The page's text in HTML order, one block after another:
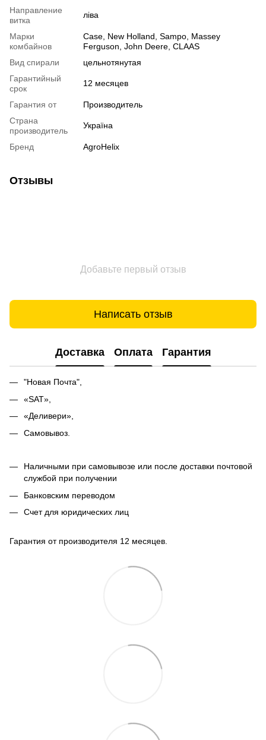
Направление
витка
ліва
Марки
комбайнов
Case, New Holland, Sampo, Massey
Ferguson, John Deere, CLAAS
Вид спирали
цельнотянутая
Гарантийный
срок
12 месяцев
Гарантия от
Производитель
Страна
производитель
Україна
Бренд AgroHelix
Отзывы
Добавьте первый отзыв
Написать отзыв
Доставка Оплата Гарантия
"Новая Почта",
«SAT»,
«Деливери»,
Самовывоз.
Наличными при самовывозе или после доставки почтовой
службой при получении
Банковским переводом
Счет для юридических лиц
Гарантия от производителя 12 месяцев.